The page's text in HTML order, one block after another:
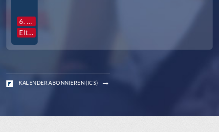
6. Std. Vollversammlung Jg. S3
Elternabende S3
KALENDER ABONNIEREN (ICS)